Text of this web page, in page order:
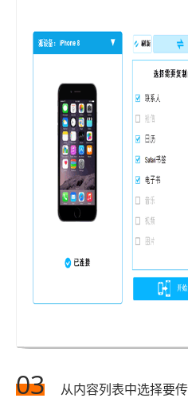
03
从内容列表中选择要